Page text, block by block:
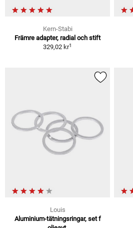
Kern-Stabi
Främre adapter, radial och stift
329,02 kr1
Louis
Aluminium-tätningsringar, set f